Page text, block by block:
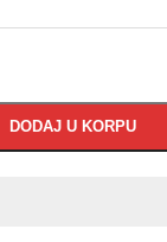
DODAJ U KORPU